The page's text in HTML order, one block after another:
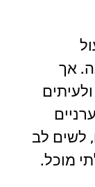
אך
לשים לב
מוכל.